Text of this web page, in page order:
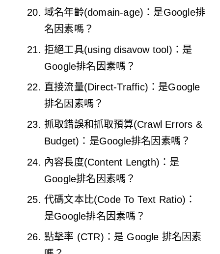
域名年齡(domain-age)：是Google排
名因素嗎？
拒絕工具(using disavow tool)：是
Google排名因素嗎？
直接流量(Direct-Traffic)：是Google
排名因素嗎？
抓取錯誤和抓取預算(Crawl Errors &
Budget)：是Google排名因素嗎？
內容長度(Content Length)：是
Google排名因素嗎？
代碼文本比(Code To Text Ratio)：
是Google排名因素嗎？
點擊率 (CTR)：是 Google 排名因素